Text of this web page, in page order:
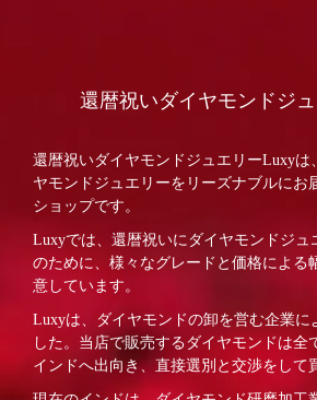
還暦祝いダイヤモンドジ
還暦祝いダイヤモンドジュエリーLuxyは
ヤモンドジュエリーをリーズナブルにお
ショップです。
Luxyでは、還暦祝いにダイヤモンドジュ
のために、様々なグレードと価格による
意しています。
Luxyは、ダイヤモンドの卸を営む企業に
した。当店で販売するダイヤモンドは全
インドへ出向き、直接選別と交渉をして